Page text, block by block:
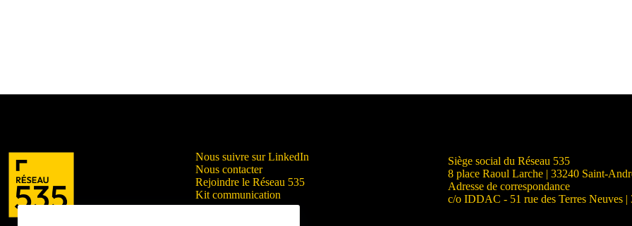
Nous suivre sur LinkedIn
Nous contacter
Rejoindre le Réseau 535
Kit communication
Siège social du Réseau 535
8 place Raoul Larche | 33240 Saint-
Adresse de correspondance
c/o IDDAC - 51 rue des Terres Neuves |